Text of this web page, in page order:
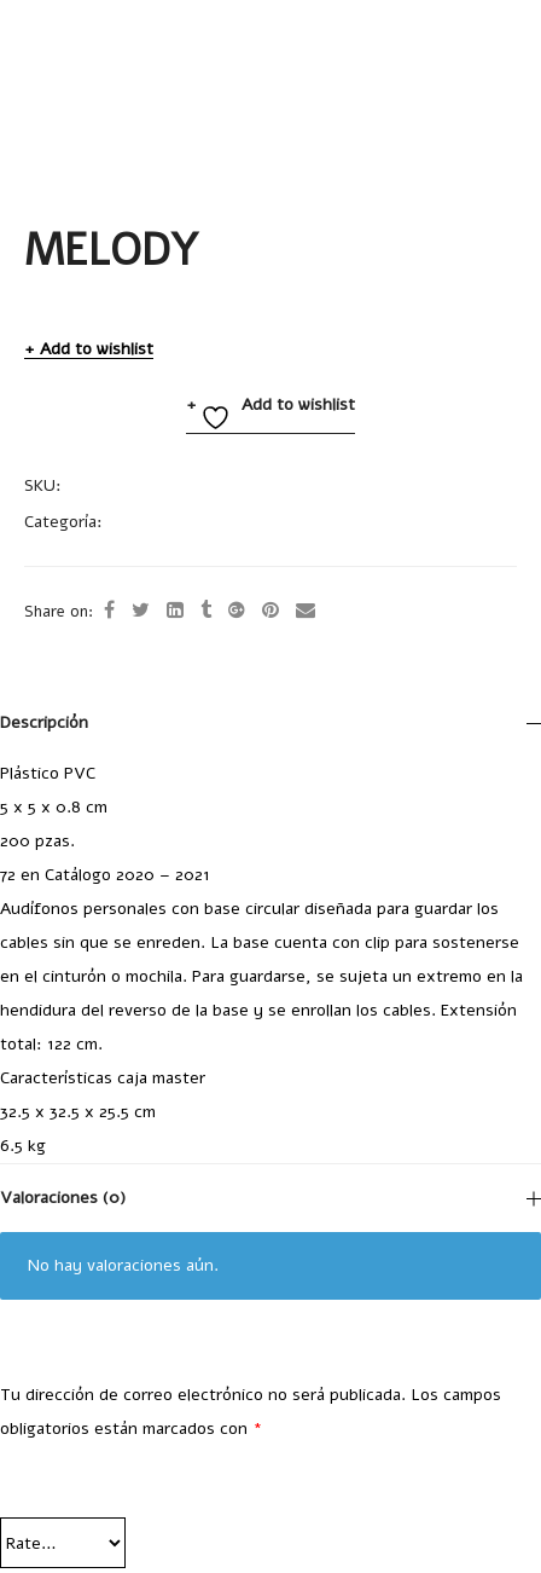
MELODY
Add to wishlist
Add to wishlist
SKU:
Categoría:
Share on:
Descripción
Plástico PVC
5 x 5 x 0.8 cm
200 pzas.
72 en Catálogo 2020 – 2021
Audífonos personales con base circular diseñada para guardar los
cables sin que se enreden. La base cuenta con clip para sostenerse
en el cinturón o mochila. Para guardarse, se sujeta un extremo en la
hendidura del reverso de la base y se enrollan los cables. Extensión
total: 122 cm.
Características caja master
32.5 x 32.5 x 25.5 cm
6.5 kg
Valoraciones (0)
No hay valoraciones aún.
Tu dirección de correo electrónico no será publicada. Los campos
obligatorios están marcados con *